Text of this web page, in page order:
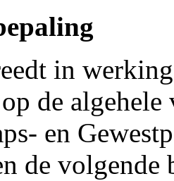
in
de
en
de volgende